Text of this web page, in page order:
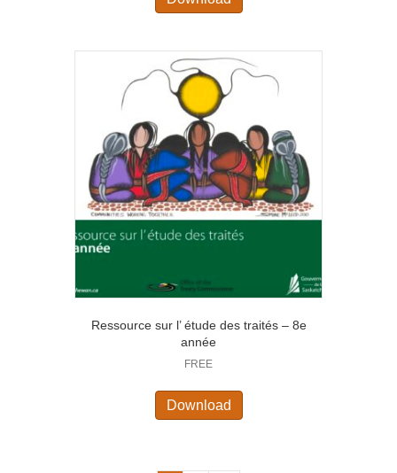
Ressource sur l’ étude des traités – 8e
année
FREE
Download